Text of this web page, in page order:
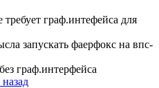
требует граф.интефейса для
запускать фаерфокс на впс-
граф.интерфейса
назад